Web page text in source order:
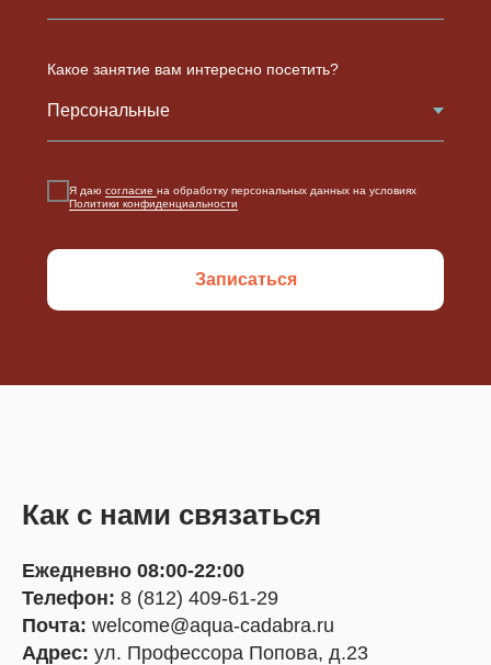
Какое занятие вам интересно посетить?
Я даю согласие на обработку персональных данных на условиях
Политики конфиденциальности
Записаться
Как с нами связаться
Ежедневно 08:00-22:00
Телефон: 8 (812) 409-61-29
Почта: welcome@aqua-cadabra.ru
Адрес: ул. Профессора Попова, д.23